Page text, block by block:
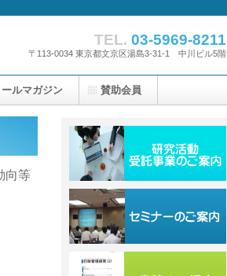
TEL. 03-5969-8211
〒113-0034 東京都文京区湯島3-31-1 中川ビル5階
向等
ールマガジン 賛助会員